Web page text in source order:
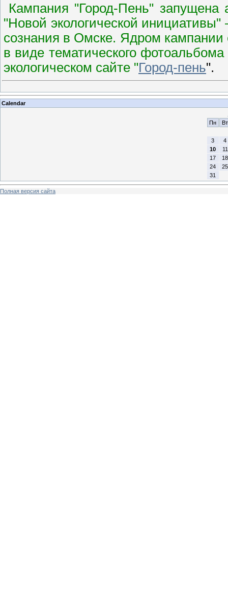
Кампания "Город-Пень" запущена
"Новой экологической
сознания в Омске. Ядром
в виде тематического
экологическом сайте "Город-пень".
Calendar
Пн
Вт
3
4
10
11
17
18
24
25
31
Полная версия сайта